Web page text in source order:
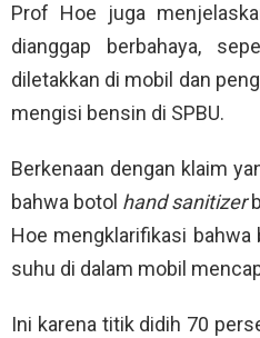
Prof Hoe juga
dianggap berbahaya,
diletakkan di mobil dan
mengisi bensin di SPBU.
Berkenaan dengan klaim
bahwa botol hand sanitizer
Hoe mengklarifikasi bahwa
suhu di dalam mobil
Ini karena titik didih 70